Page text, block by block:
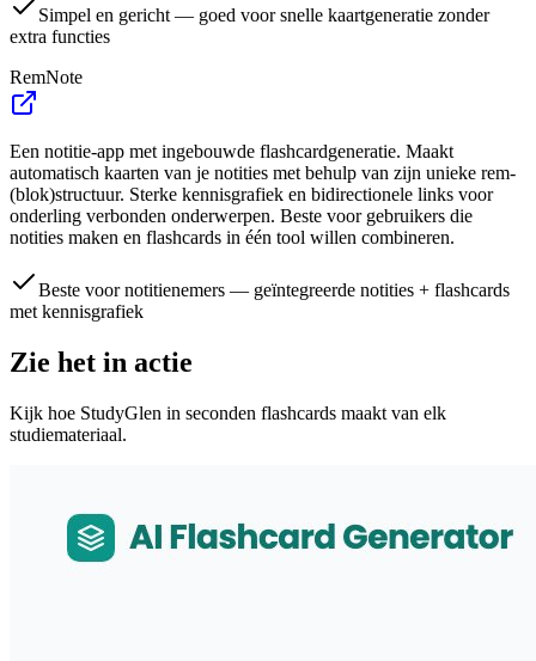
Simpel en gericht — goed voor snelle kaartgeneratie zonder
extra functies
RemNote
Een notitie-app met ingebouwde flashcardgeneratie. Maakt
automatisch kaarten van je notities met behulp van zijn unieke rem-
(blok)structuur. Sterke kennisgrafiek en bidirectionele links voor
onderling verbonden onderwerpen. Beste voor gebruikers die
notities maken en flashcards in één tool willen combineren.
Beste voor notitienemers — geïntegreerde notities + flashcards
met kennisgrafiek
Zie het in actie
Kijk hoe StudyGlen in seconden flashcards maakt van elk
studiemateriaal.